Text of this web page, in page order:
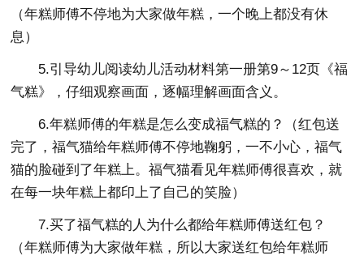
（年糕师傅不停地为大家做年糕，一个晚上都没有休
息）
5.引导幼儿阅读幼儿活动材料第一册第9～12页《福
气糕》，仔细观察画面，逐幅理解画面含义。
6.年糕师傅的年糕是怎么变成福气糕的？（红包送
完了，福气猫给年糕师傅不停地鞠躬，一不小心，福气
猫的脸碰到了年糕上。福气猫看见年糕师傅很喜欢，就
在每一块年糕上都印上了自己的笑脸）
7.买了福气糕的人为什么都给年糕师傅送红包？
（年糕师傅为大家做年糕，所以大家送红包给年糕师